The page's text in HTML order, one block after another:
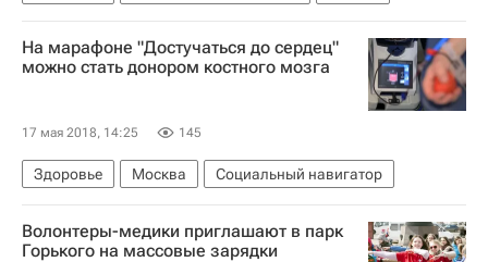
На марафоне "Достучаться до сердец"
можно стать донором костного мозга
17 мая 2018, 14:25 145
Здоровье Москва Социальный навигатор
Волонтеры-медики приглашают в парк
Горького на массовые зарядки